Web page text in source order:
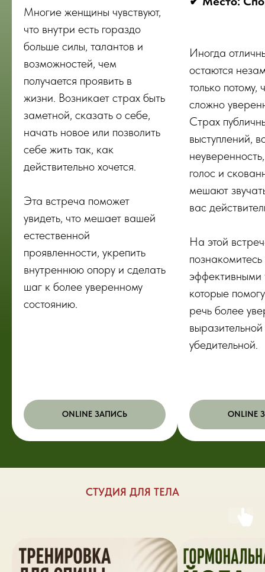
Многие женщины чувствуют,
что внутри есть гораздо
больше силы, талантов и
возможностей, чем
получается проявить в
жизни. Возникает страх быть
заметной, сказать о себе,
начать новое или позволить
себе жить так, как
действительно хочется.
Эта встреча поможет
увидеть, что мешает вашей
естественной
проявленности, укрепить
внутреннюю опору и сделать
шаг к более уверенному
состоянию.
ONLINE ЗАПИСЬ
Иногда
остаются
только потому,
сложно
Страх
выступлений,
голос и
мешают
вас
На этой
эффективными
которые
речь более
убедительной.
ONLINE
СТУДИЯ ДЛЯ ТЕЛА